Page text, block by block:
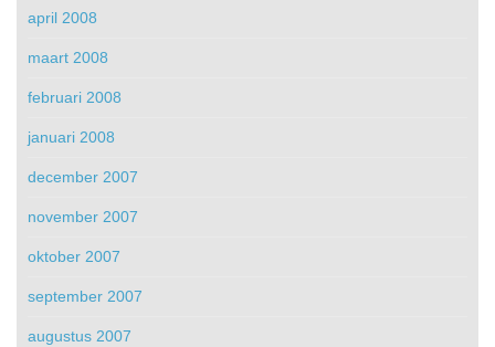
april 2008
maart 2008
februari 2008
januari 2008
december 2007
november 2007
oktober 2007
september 2007
augustus 2007